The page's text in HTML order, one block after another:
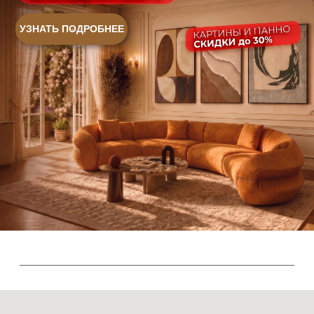
© 2026 Sky Living
Политика конфиденциальности
Политика возврата товаров
Sales@skyliving.ru
Telegram и YouTube ограничены на территории РФ
(на основании ФЗ-149 "Об информации")